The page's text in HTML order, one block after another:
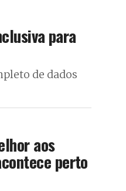
para
de dados
aos
perto